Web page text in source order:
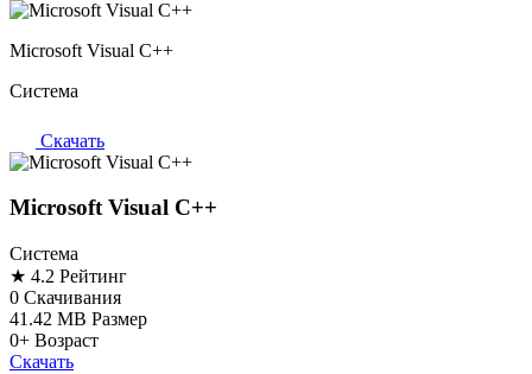
Microsoft Visual C++
Система
Скачать
Microsoft Visual C++
Система
★ 4.2 Рейтинг
0 Скачивания
41.42 MB Размер
0+ Возраст
Скачать